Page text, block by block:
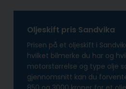
Oljeskift pris Sandvika
Prisen på et oljeskift i
hvilket bilmerke du har og
motorstørrelse og type olje
gjennomsnitt kan du